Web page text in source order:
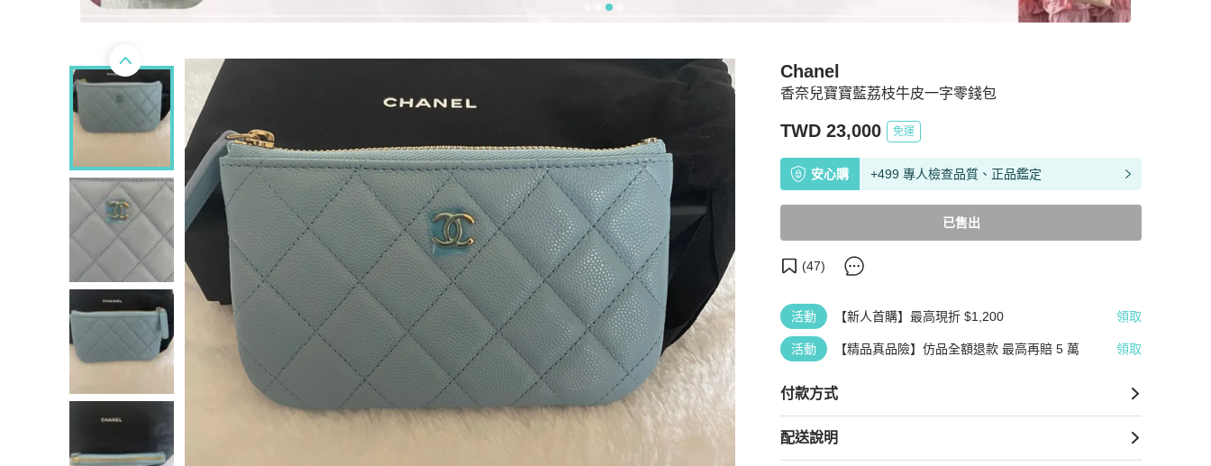
香奈兒寶寶藍荔枝牛皮一字零錢包
Chanel
TWD 23,000 免運
安心購 +499 專人檢查品質、正品鑑定
已售出
(47)
活動 【新人首購】最高現折 $1,200 領取
活動 【精品真品險】仿品全額退款 最高再賠 5 萬 領取
付款方式
配送說明